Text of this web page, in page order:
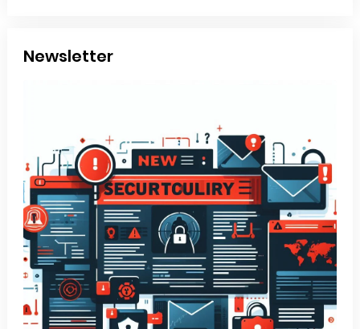
Newsletter